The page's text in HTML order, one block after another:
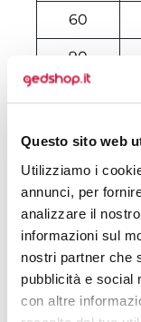
Questo sito web
Utilizziamo i
annunci, per
analizzare il
informazioni sul
nostri partner che
pubblicità e social
con altre
60
90
500
1000
1500
3000
5000